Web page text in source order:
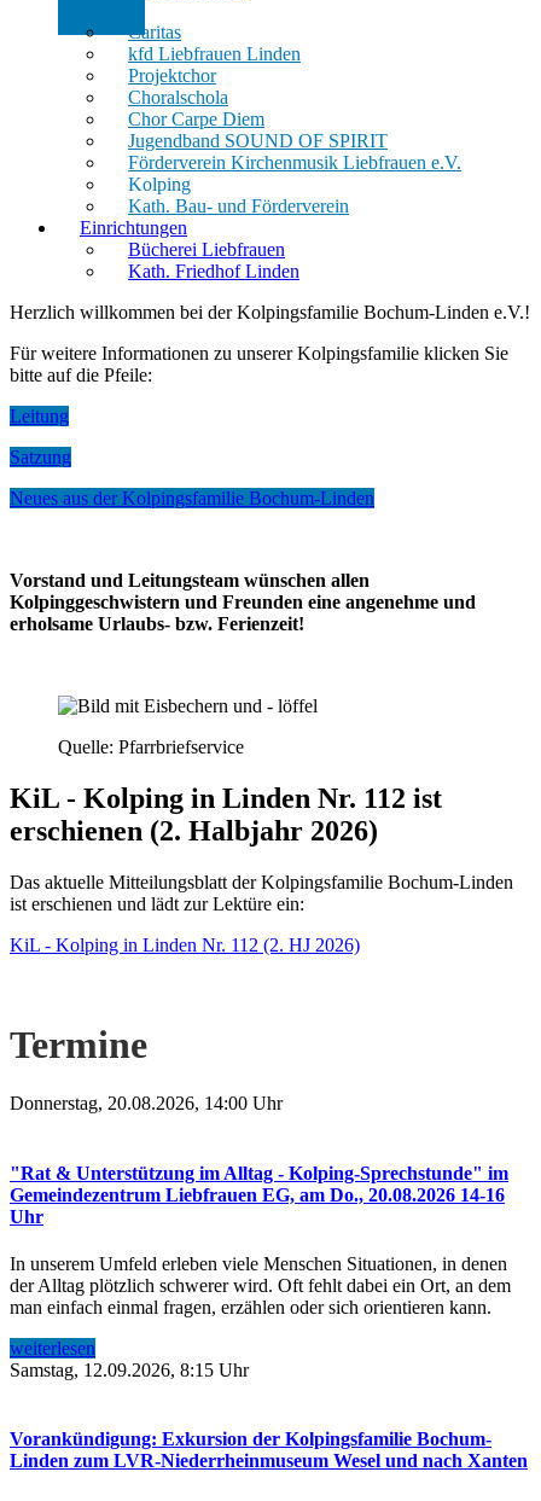
Caritas
kfd Liebfrauen Linden
Projektchor
Choralschola
Chor Carpe Diem
Jugendband SOUND OF SPIRIT
Förderverein Kirchenmusik Liebfrauen e.V.
Kolping
Kath. Bau- und Förderverein
Einrichtungen
Bücherei Liebfrauen
Kath. Friedhof Linden
Herzlich willkommen bei der Kolpingsfamilie Bochum-Linden e.V.!
Für weitere Informationen zu unserer Kolpingsfamilie klicken Sie
bitte auf die Pfeile:
Leitung
Satzung
Neues aus der Kolpingsfamilie Bochum-Linden
Vorstand und Leitungsteam wünschen allen
Kolpinggeschwistern und Freunden eine angenehme und
erholsame Urlaubs- bzw. Ferienzeit!
Quelle: Pfarrbriefservice
KiL - Kolping in Linden Nr. 112 ist
erschienen (2. Halbjahr 2026)
Das aktuelle Mitteilungsblatt der Kolpingsfamilie Bochum-Linden
ist erschienen und lädt zur Lektüre ein:
KiL - Kolping in Linden Nr. 112 (2. HJ 2026)
Termine
Donnerstag, 20.08.2026, 14:00 Uhr
"Rat & Unterstützung im Alltag - Kolping-Sprechstunde" im
Gemeindezentrum Liebfrauen EG, am Do., 20.08.2026 14-16
Uhr
In unserem Umfeld erleben viele Menschen Situationen, in denen
der Alltag plötzlich schwerer wird. Oft fehlt dabei ein Ort, an dem
man einfach einmal fragen, erzählen oder sich orientieren kann.
weiterlesen
Samstag, 12.09.2026, 8:15 Uhr
Vorankündigung: Exkursion der Kolpingsfamilie Bochum-
Linden zum LVR-Niederrheinmuseum Wesel und nach Xanten